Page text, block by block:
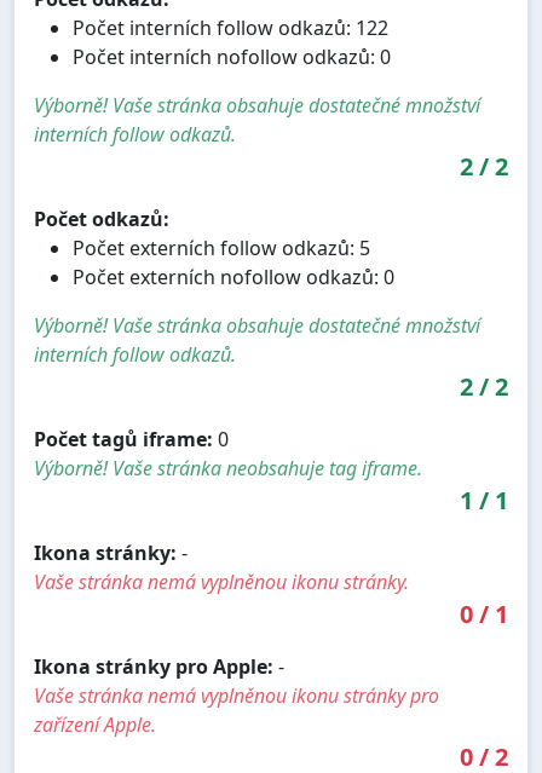
Počet interních follow odkazů: 122
Počet interních nofollow odkazů: 0
Výborně! Vaše stránka obsahuje dostatečné množství
interních follow odkazů.
2/2
Počet odkazů:
Počet externích follow odkazů: 5
Počet externích nofollow odkazů: 0
Výborně! Vaše stránka obsahuje dostatečné množství
interních follow odkazů.
2/2
Počet tagů iframe: 0
Výborně! Vaše stránka neobsahuje tag iframe.
1 / 1
Ikona stránky: -
Vaše stránka nemá vyplněnou ikonu stránky.
0/ 1
Ikona stránky pro Apple: -
Vaše stránka nemá vyplněnou ikonu stránky pro
zařízení Apple.
0/2